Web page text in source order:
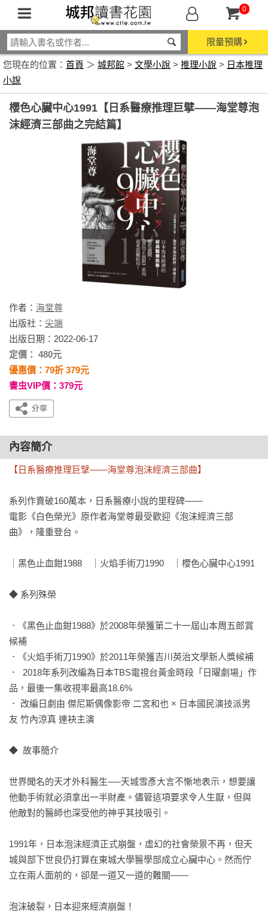
0
限量預購
您現在的位置： 首頁 ＞ 城邦館 > 文學小說 > 推理小說 > 日本推理
小說
櫻色心臟中心1991【日系醫療推理巨擘——海堂尊泡
沫經濟三部曲之完結篇】
作者： 海堂尊
出版社： 尖端
出版日期：2022-06-17
定價： 480元
優惠價：79折 379元
書虫VIP價：379元
內容簡介
【日系醫療推理巨擘——海堂尊泡沫經濟三部曲】
系列作賣破160萬本，日系醫療小說的里程碑——
電影《白色榮光》原作者海堂尊最受歡迎《泡沫經濟三部
曲》，隆重登台。
｜黑色止血鉗1988　｜火焰手術刀1990　｜櫻色心臟中心1991
◆ 系列殊榮
．《黑色止血鉗1988》於2008年榮獲第二十一屆山本周五郎賞
候補
．《火焰手術刀1990》於2011年榮獲吉川英治文學新人獎候補
．  2018年系列改編為日本TBS電視台黃金時段「日曜劇場」作
品，最後一集收視率最高18.6%
． 改編日劇由 傑尼斯偶像影帝 二宮和也 × 日本國民演技派男
友 竹內涼真 連袂主演
◆  故事簡介
世界聞名的天才外科醫生──天城雪彥大言不慚地表示，想要讓
他動手術就必須拿出一半財產。儘管這項要求令人生厭，但與
他敵對的醫師也深受他的神乎其技吸引。
1991年，日本泡沫經濟正式崩盤，虛幻的社會榮景不再，但天
城與部下世良仍打算在東城大學醫學部成立心臟中心。然而佇
立在兩人面前的，卻是一道又一道的難關——
泡沫破裂，日本迎來經濟崩盤！